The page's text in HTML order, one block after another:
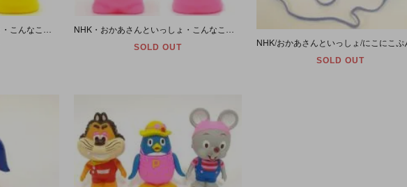
NHK・おかあさんといっしょ・こんなこいるかな・ソフビ人形 「わらいんぼうのげらら」 1986年・B NHK・おかあさんといっしょ・こんなこいるかな・ソフビ人形 「いつもしんせつなはっぴ」 1986年
SOLD OUT
SOLD OUT